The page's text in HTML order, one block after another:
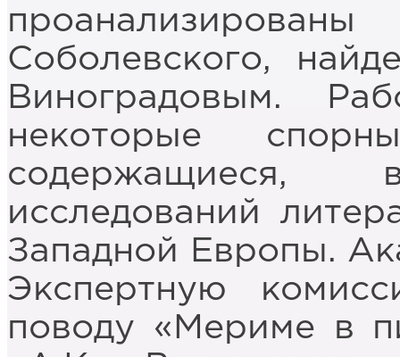
Соболевского,
Виноградовым.
некоторые
исследований
Западной Европы.
Экспертную
поводу «Мериме в